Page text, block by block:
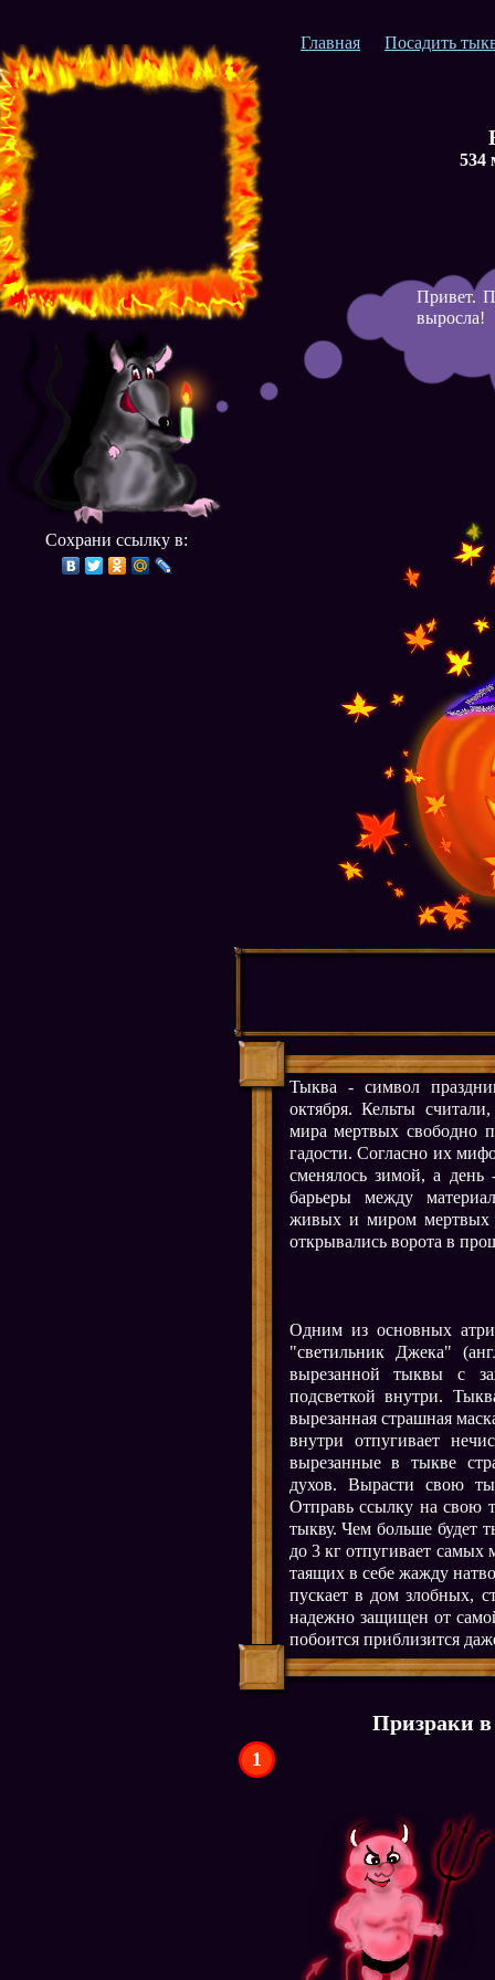
Сохрани ссылку в:
Главная Посадить
534
Привет.
выросла!
Тыква - символ
октября. Кельты
мира мертвых свободно
гадости. Согласно их
сменялось зимой, а
барьеры между
живых и миром мертвых
открывались ворота в
Одним из основных
"светильник Джека"
вырезанной тыквы с
подсветкой внутри.
вырезанная страшная
внутри отпугивает
вырезанные в тыкве
духов. Вырасти свою
Отправь ссылку на свою
тыкву. Чем больше будет
до 3 кг отпугивает
таящих в себе жажду
пускает в дом злобных,
надежно защищен от
побоится приблизится
Призраки
1